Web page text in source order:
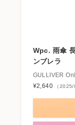
Wpc. 雨傘
ンブレラ
GULLIVER
¥2,640
（